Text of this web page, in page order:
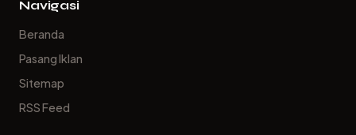
Navigasi
Beranda
Pasang Iklan
Sitemap
RSS Feed